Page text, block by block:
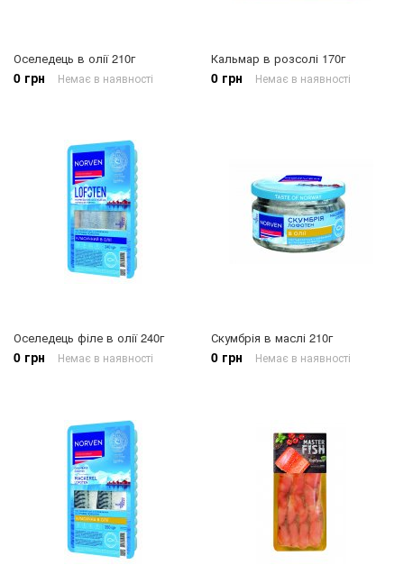
Оселедець в олії 210г
0 грн Немає в наявності
Кальмар в розсолі 170г
0 грн Немає в наявності
Оселедець філе в олії 240г
0 грн Немає в наявності
Скумбрія в маслі 210г
0 грн Немає в наявності